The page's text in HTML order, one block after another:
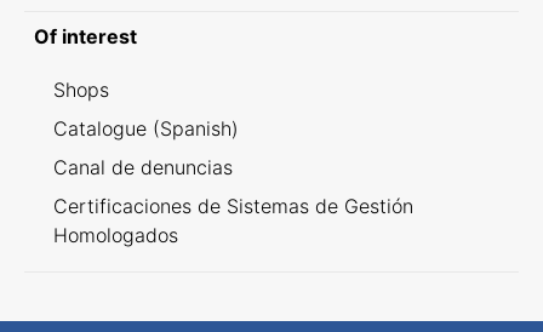
Of interest
Shops
Catalogue (Spanish)
Canal de denuncias
Certificaciones de Sistemas de Gestión
Homologados